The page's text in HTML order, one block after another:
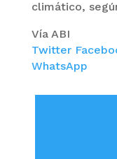
climático,
Vía ABI
Twitter
WhatsApp